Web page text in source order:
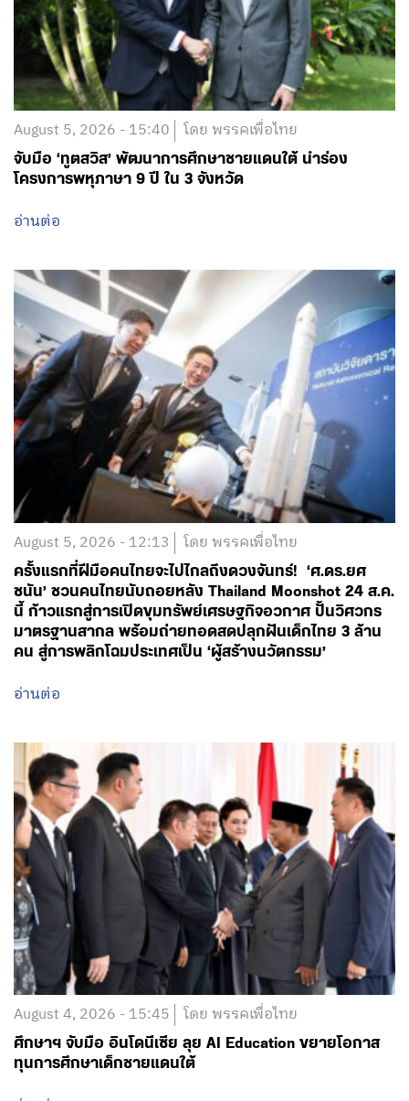
August 5, 2026 - 15:40 โดย พรรคเพื่อไทย
จับมือ ‘ทูตสวิส’ พัฒนาการศึกษาชายแดนใต้ นำร่อง
โครงการพหุภาษา 9 ปี ใน 3 จังหวัด
อ่านต่อ
August 5, 2026 - 12:13 โดย พรรคเพื่อไทย
ครั้งแรกที่ฝีมือคนไทยจะไปไกลถึงดวงจันทร์! ‘ศ.ดร.ยศ
ชนัน’ ชวนคนไทยนับถอยหลัง Thailand Moonshot 24 ส.ค.
นี้ ก้าวแรกสู่การเปิดขุมทรัพย์เศรษฐกิจอวกาศ ปั้นวิศวกร
มาตรฐานสากล พร้อมถ่ายทอดสดปลุกฝันเด็กไทย 3 ล้าน
คน สู่การพลิกโฉมประเทศเป็น ‘ผู้สร้างนวัตกรรม’
อ่านต่อ
August 4, 2026 - 15:45 โดย พรรคเพื่อไทย
ศึกษาฯ จับมือ อินโดนีเซีย ลุย AI Education ขยายโอกาส
ทุนการศึกษาเด็กชายแดนใต้
อ่านต่อ